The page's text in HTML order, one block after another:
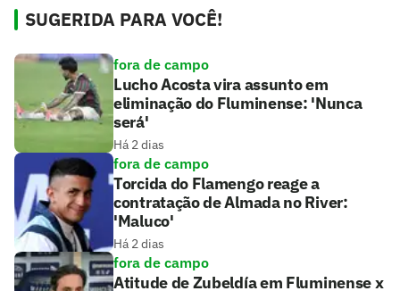
SUGERIDA PARA VOCÊ!
fora de campo
Lucho Acosta vira assunto em
eliminação do Fluminense: 'Nunca
será'
Há 2 dias
fora de campo
Torcida do Flamengo reage a
contratação de Almada no River:
'Maluco'
Há 2 dias
fora de campo
Atitude de Zubeldía em Fluminense x